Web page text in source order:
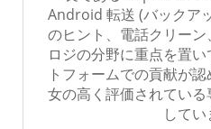
Android 転送 (バックア
のヒント、電話クリー
ロジの分野に重点を置
トフォームでの貢献が
女の高く評価されてい
してい